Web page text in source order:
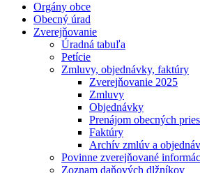
Orgány obce
Obecný úrad
Zverejňovanie
Úradná tabuľa
Petície
Zmluvy, objednávky, faktúry
Zverejňovanie 2025
Zmluvy
Objednávky
Prenájom obecných
Faktúry
Archív zmlúv a
Povinne zverejňované
Zoznam daňových dlžníkov